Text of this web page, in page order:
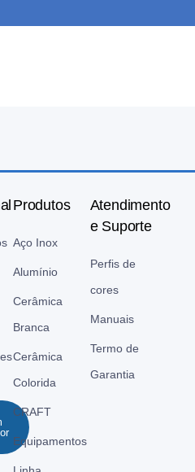
Produtos
Aço Inox
Alumínio
Cerâmica
Branca
Cerâmica
Colorida
CRAFT
Equipamentos
Atendimento
e Suporte
Perfis de
cores
Manuais
Termo de
Garantia